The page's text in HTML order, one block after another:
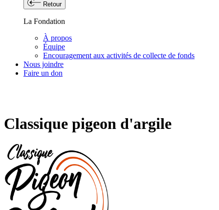
Retour
La Fondation
À propos
Équipe
Encouragement aux activités de collecte de fonds
Nous joindre
Faire un don
Classique pigeon d'argile